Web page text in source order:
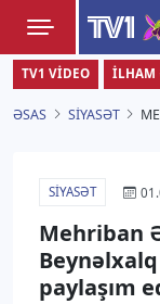
TV1 VIDEO İLHAM
ƏSAS SIYASƏT
SIYASƏT
Mehriban
paylaşım